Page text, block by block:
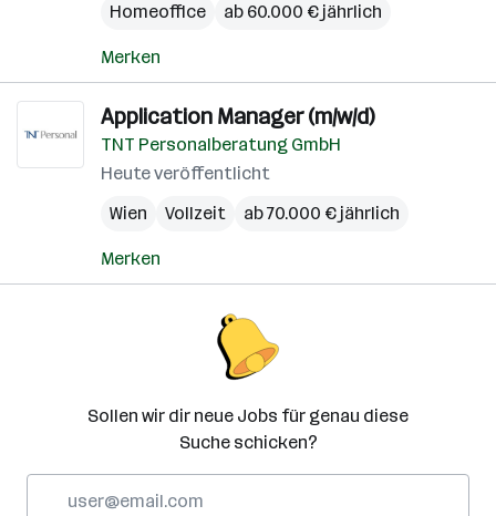
Homeoffice
ab 60.000 € jährlich
Merken
Application Manager (m/w/d)
TNT Personalberatung GmbH
Heute veröffentlicht
Wien
Vollzeit ab 70.000 € jährlich
Merken
Sollen wir dir neue Jobs für genau diese
Suche schicken?